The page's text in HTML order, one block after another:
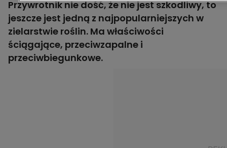
Przywrotnik nie dość, że nie jest szkodliwy, to
jeszcze jest jedną z najpopularniejszych w
zielarstwie roślin. Ma właściwości
ściągające, przeciwzapalne i
przeciwbiegunkowe.